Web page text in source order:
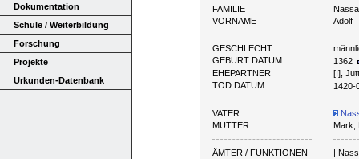
Dokumentation
Schule / Weiterbildung
Forschung
Projekte
Urkunden-Datenbank
FAMILIE
VORNAME
Adolf
GESCHLECHT
GEBURT DATUM
1362
EHEPARTNER
[I],
TOD DATUM
VATER
MUTTER
Mark,
ÄMTER / FUNKTIONEN
|